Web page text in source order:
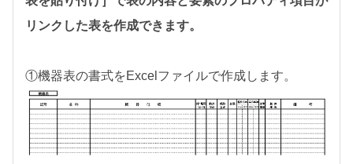
リンクした表を作成できます。
①機器表の書式をExcelファイルで作成します。